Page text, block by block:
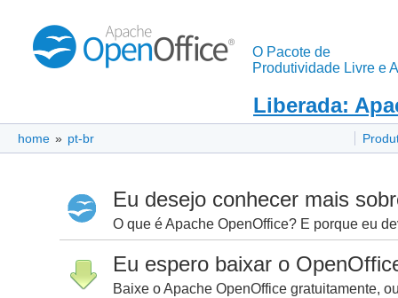
O Pacote de
Produtividade Livre e
Liberada:
home » pt-br
Eu desejo conhecer mais
O que é Apache OpenOffice? E porque eu
Eu espero baixar o
Baixe o Apache OpenOffice gratuitamente,